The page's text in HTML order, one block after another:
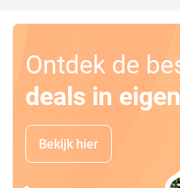
Ontdek de
deals in
Bekijk hier